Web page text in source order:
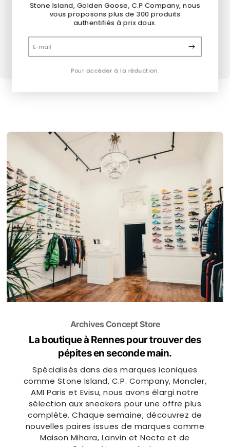
Sélectionne ta taille pour voir tous les produits
disponibles
Archives Concept Store
La boutique à Rennespour trouver des
pépites en seconde main.
Spécialisés dans des marques iconiques
comme Stone Island, C.P. Company, Moncler,
AMI Paris et Evisu, nous avons élargi notre
sélection aux sneakers pour une offre plus
complète. Chaque semaine, découvrez de
nouvelles paires issues de marques comme
Maison Mihara, Lanvin et Nocta et de
Stone Island, Golden Goose, C.P Company, nous
vous proposons plus de 300 produits
authentifiés à prix doux.
Pour accéder à la réduction.